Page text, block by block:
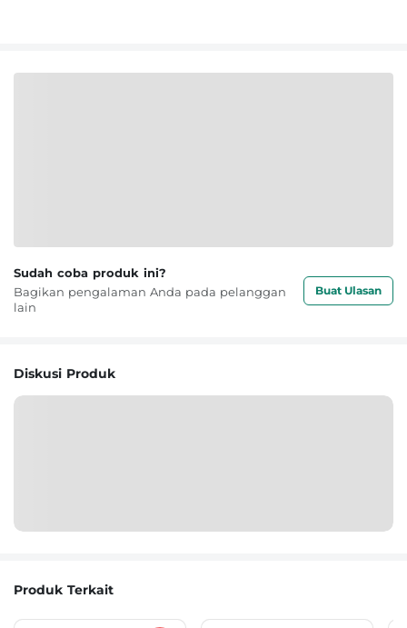
Sudah coba produk ini?
Bagikan pengalaman Anda pada pelanggan
lain
Buat Ulasan
Diskusi Produk
Produk Terkait